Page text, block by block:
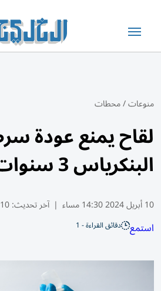
منوعات/محطات
لقاح يمنع عودة
البنكرياس 3 سنوات
10 أبريل 2024 14:30 مساء | آخر تحديث:10 أبريل 14:30 2024
استمع دقائق القراءة - 1